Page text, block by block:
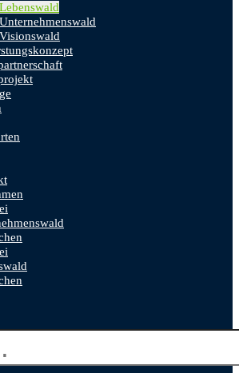
Lebenswald
Unternehmenswald
Visionswald